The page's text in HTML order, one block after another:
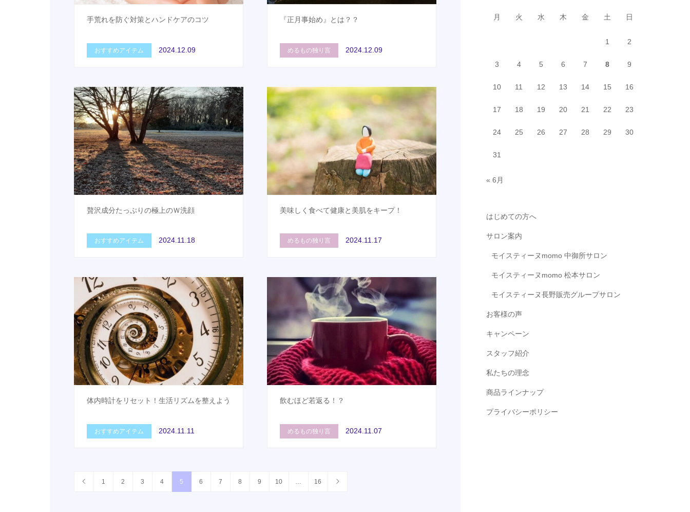
手荒れを防ぐ対策とハンドケアのコツ
おすすめアイテム 2024.12.09
『正月事始め』とは？？
めるもの独り言 2024.12.09
贅沢成分たっぷりの極上のＷ洗顔
おすすめアイテム 2024.11.18
美味しく食べて健康と美肌をキープ！
めるもの独り言 2024.11.17
体内時計をリセット！生活リズムを整えよう
おすすめアイテム 2024.11.11
飲むほど若返る！？
めるもの独り言 2024.11.07
1 2 3 4 5 6 7 8 9 10 … 16
月 火 水 木 金 土 日
1 2
3 4 5 6 7 8 9
10 11 12 13 14 15 16
17 18 19 20 21 22 23
24 25 26 27 28 29 30
31
« 6月
はじめての方へ
サロン案内
モイスティーヌmomo 中御所サロン
モイスティーヌmomo 松本サロン
モイスティーヌ長野販売グループサロン
お客様の声
キャンペーン
スタッフ紹介
私たちの理念
商品ラインナップ
プライバシーポリシー